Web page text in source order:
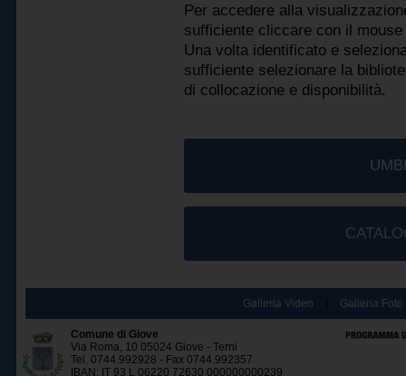
Per accedere alla
sufficiente cliccare con il
Una volta identificato e
sufficiente selezionare la
di collocazione e disponibilità.
Galleria Video Galleria Foto
Comune di Giove
Via Roma, 10 05024 Giove - Terni
Tel. 0744.992928 - Fax 0744.992357
IBAN: IT 93 L 06220 72630 000000000239